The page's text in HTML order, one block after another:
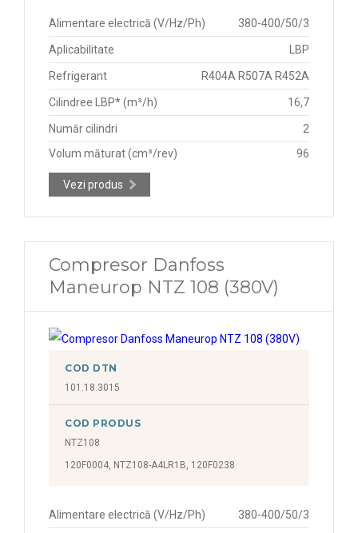
Alimentare electrică (V/Hz/Ph) 380-400/50/3
Aplicabilitate LBP
Refrigerant R404A R507A R452A
Cilindree LBP* (m³/h) 16,7
Număr cilindri
2
Volum măturat (cm³/rev)
96
Vezi produs
Compresor Danfoss
Maneurop NTZ 108 (380V)
COD DTN
101.18.3015
COD PRODUS
NTZ108
120F0004, NTZ108-A4LR1B, 120F0238
Alimentare electrică (V/Hz/Ph) 380-400/50/3